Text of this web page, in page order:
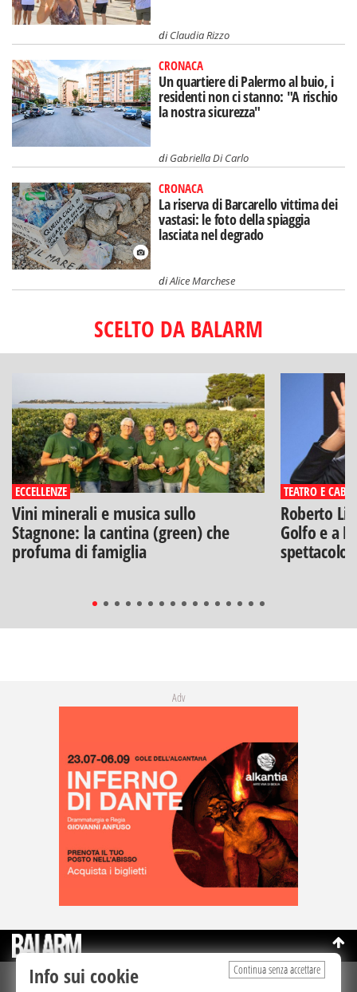
diClaudia Rizzo
CRONACA
Un quartiere di Palermo al buio, i
residenti non ci stanno: "A rischio
la nostra sicurezza"
diGabriella Di Carlo
CRONACA
La riserva di Barcarello vittima dei
vastasi: le foto della spiaggia
lasciata nel degrado
diAlice Marchese
SCELTO DA BALARM
ECCELLENZE
Vini minerali e musica sullo
Stagnone: la cantina (green) che
profuma di famiglia
TEATRO E
Roberto
Golfo e a
spettacolo"
Adv
©Copyright 2003-2026
Continua senza accettare
Info sui cookie